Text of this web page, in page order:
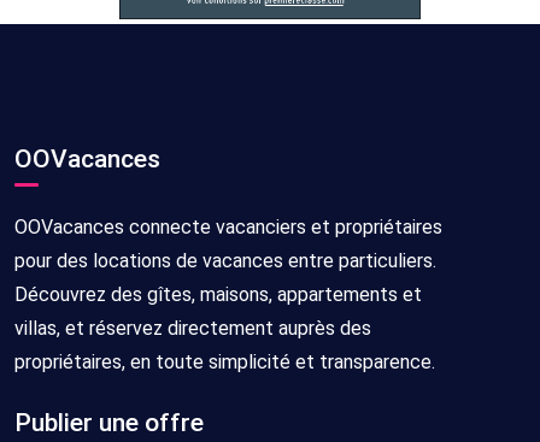
OOVacances
OOVacances connecte vacanciers et propriétaires
pour des locations de vacances entre particuliers.
Découvrez des gîtes, maisons, appartements et
villas, et réservez directement auprès des
propriétaires, en toute simplicité et transparence.
Publier une offre